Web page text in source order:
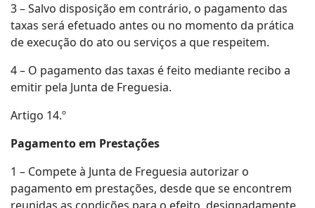
3 – Salvo disposição em contrário, o pagamento das
taxas será efetuado antes ou no momento da prática
de execução do ato ou serviços a que respeitem.
4 – O pagamento das taxas é feito mediante recibo a
emitir pela Junta de Freguesia.
Artigo 14.º
Pagamento em Prestações
1 – Compete à Junta de Freguesia autorizar o
pagamento em prestações, desde que se encontrem